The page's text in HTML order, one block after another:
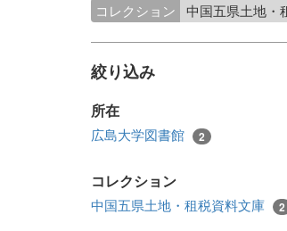
コレクション
中国五県土地・
絞り込み
所在
広島大学図書館 2
コレクション
中国五県土地・租税資料文庫 2